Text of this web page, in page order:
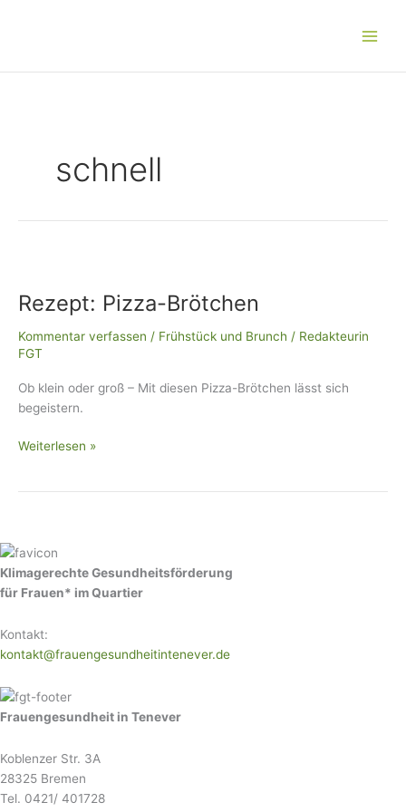
schnell
Rezept: Pizza-Brötchen
Kommentar verfassen / Frühstück und Brunch / Redakteurin
FGT
Ob klein oder groß – Mit diesen Pizza-Brötchen lässt sich
begeistern.
Brötchen
Weiterlesen »
Klimagerechte Gesundheitsförderung
für Frauen* im Quartier
Kontakt:
kontakt@frauengesundheitintenever.de
Frauengesundheit in Tenever
Koblenzer Str. 3A
28325 Bremen
Tel. 0421/ 401728